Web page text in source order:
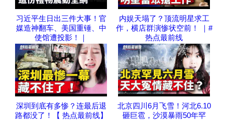
习近平生日出三件大事！官
媒造神翻车、美国重锤、中
使馆遭投影！｜
内娱天塌了？顶流明星求工
作，横店群演惨状空前！ ｜#
热点最前线
深圳到底有多惨？连最后退
路都没了！【 热点最前线】
北京四川6月飞雪！河北6.10
砸巨雹，沙漠暴雨50年罕